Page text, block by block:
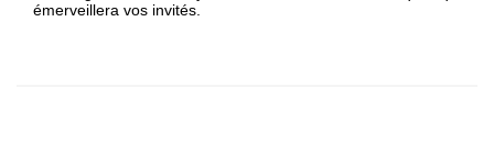
émerveillera vos invités.